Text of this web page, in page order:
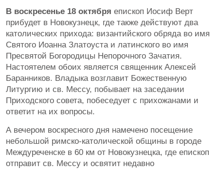
В воскресенье 18 октября епископ Иосиф Верт
прибудет в Новокузнецк, где также действуют два
католических прихода: византийского обряда во имя
Святого Иоанна Златоуста и латинского во имя
Пресвятой Богородицы Непорочного Зачатия.
Настоятелем обоих является священник Алексей
Баранников. Владыка возглавит Божественную
Литургию и св. Мессу, побывает на заседании
Приходского совета, побеседует с прихожанами и
ответит на их вопросы.
А вечером воскресного дня намечено посещение
небольшой римско-католической общины в городе
Междуреченске в 60 км от Новокузнецка, где епископ
отправит св. Мессу и освятит недавно